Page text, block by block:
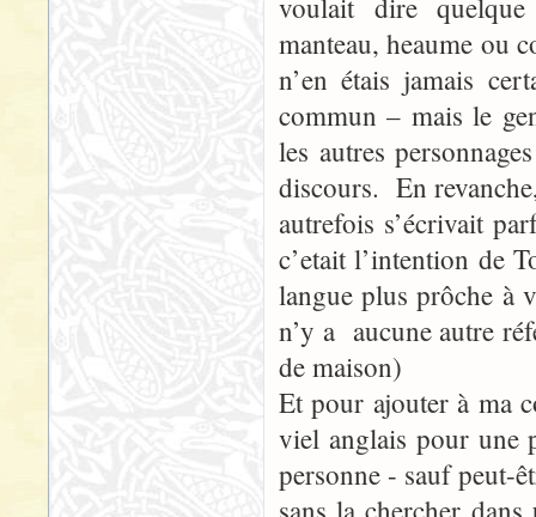
voulait dire
manteau, heaume ou
n’en étais jamais
commun – mais le
les autres
discours. En
autrefois s’écrivait
c’etait l’intention de
langue plus prôche à
n’y a aucune autre
de maison)
Et pour ajouter à ma
viel anglais pour une
personne - sauf peut-
sans la chercher